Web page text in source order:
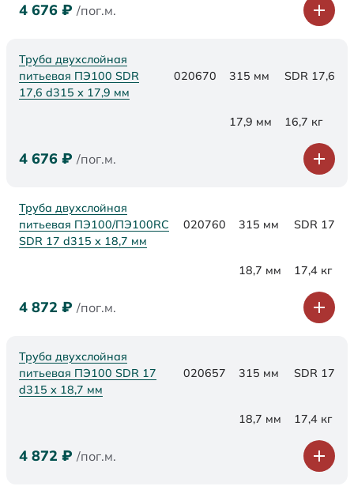
4 676 ₽ /пог.м.
Труба двухслойная
питьевая ПЭ100 SDR
17,6 d315 х 17,9 мм
020670 315 мм SDR 17,6
17,9 мм 16,7 кг
4 676 ₽ /пог.м.
Труба двухслойная
питьевая ПЭ100/ПЭ100RC
SDR 17 d315 х 18,7 мм
020760 315 мм SDR 17
18,7 мм 17,4 кг
4 872 ₽ /пог.м.
Труба двухслойная
питьевая ПЭ100 SDR 17
d315 х 18,7 мм
020657 315 мм SDR 17
18,7 мм 17,4 кг
4 872 ₽ /пог.м.